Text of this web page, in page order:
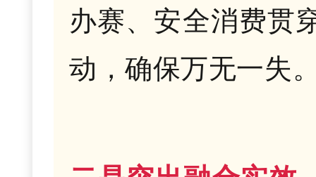
办赛、安全消费贯
动，确保万无一失